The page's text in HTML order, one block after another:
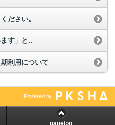
ださい。
す」と...
利用について
Powered by
pagetop